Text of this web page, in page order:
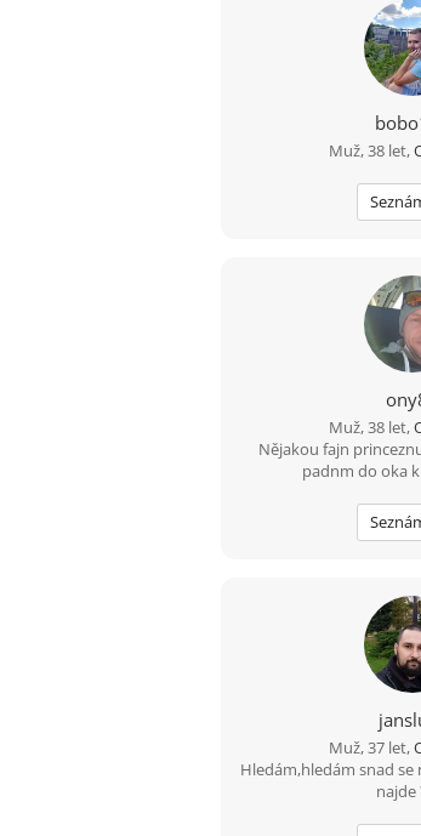
Muž, 38 let,
Muž, 38 let,
Nějakou fajn
padnm do oka
Muž, 37 let,
Hledám,hledám snad
najde